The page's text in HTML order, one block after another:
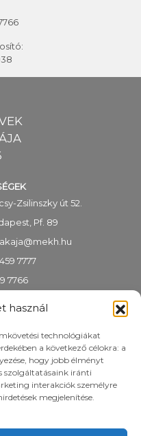
használ
technológiákat
a következő célokra: a
hogy jobb élményt
szolgáltatásaink iránti
interakciók személyre
megjelenítése.
Zsilinszky út 52.
Pf. 89
7777
7766